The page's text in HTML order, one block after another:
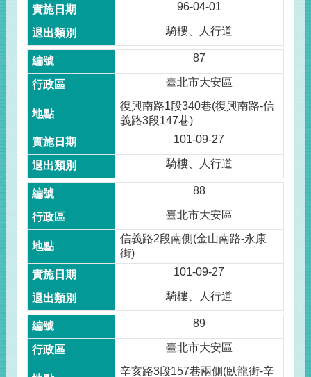
96-04-01
騎樓、人行道
87
臺北市大安區
復興南路1段340巷(復興南路-信
義路3段147巷)
101-09-27
騎樓、人行道
88
臺北市大安區
信義路2段南側(金山南路-永康
街)
101-09-27
騎樓、人行道
89
臺北市大安區
辛亥路3段157巷兩側(臥龍街-辛